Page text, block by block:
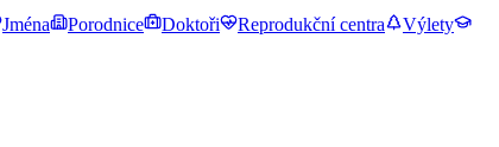
Jména Porodnice Doktoři Reprodukční centra
Výlety